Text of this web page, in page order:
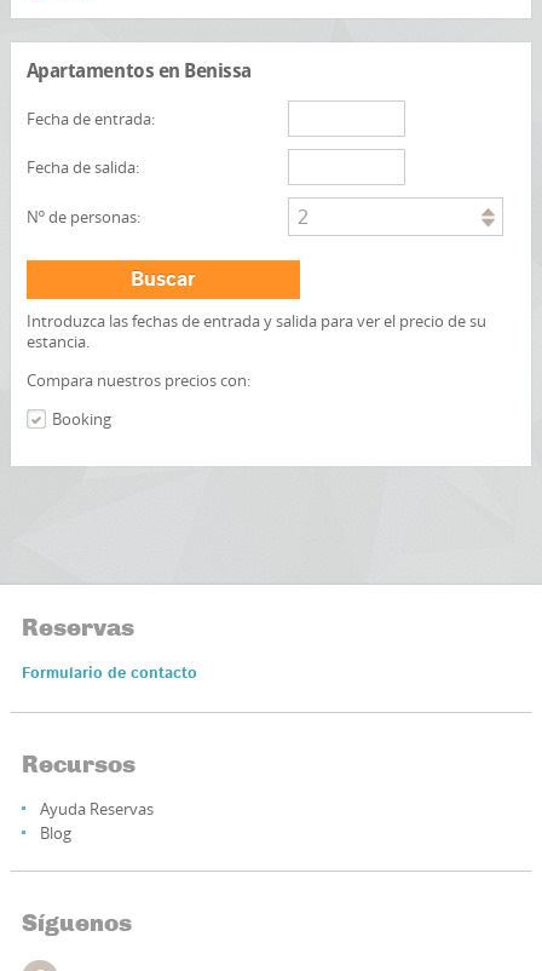
Apartamentos en Benissa
Fecha de entrada:
Fecha de salida:
Nº de personas: 2
Buscar
Introduzca las fechas de entrada y salida para ver el precio de su
estancia.
Compara nuestros precios con:
Booking
Reservas
Formulario de contacto
Recursos
Ayuda Reservas
Blog
Síguenos